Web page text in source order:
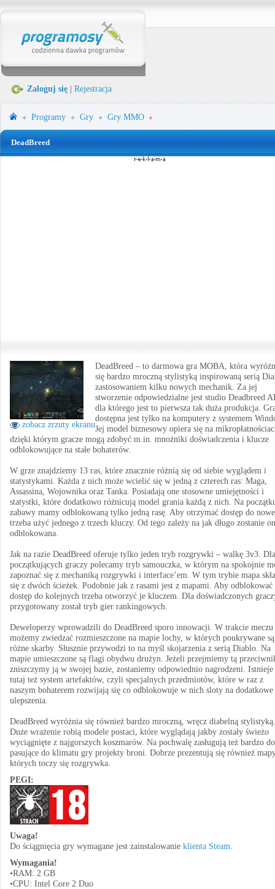
Zaloguj się Rejestracja
Programy Gry Gry MMO
DeadBreed
zobacz zrzuty ekranu
DeadBreed – to darmowa gra MOBA, która
się bardzo mroczną stylistyką inspirowaną serią
zastosowaniem kilku nowych mechanik. Za jej
stworzenie odpowiedzialne jest studio Deadbreed
dla którego jest to pierwsza tak duża produkcja.
dostępna jest tylko na komputery z systemem
Jej model biznesowy opiera się na
dzięki którym gracze mogą zdobyć m.in. mnożniki doświadczenia i klucze
odblokowujące na stałe bohaterów.
W grze znajdziemy 13 ras, które znacznie różnią się od siebie wyglądem i
statystykami. Każda z nich może wcielić się w jedną z czterech ras: Maga,
Assassina, Wojownika oraz Tanka. Posiadają one stosowne umiejętności i
statystki, które dodatkowo różnicują model grania każdą z nich. Na
zabawy mamy odblokowaną tylko jedną rasę. Aby otrzymać dostęp do
trzeba użyć jednego z trzech kluczy. Od tego zależy na jak długo zostanie
odblokowana.
Jak na razie DeadBreed oferuje tylko jeden tryb rozgrywki – walkę 3v3. Dla
początkujących graczy polecamy tryb samouczka, w którym na spokojnie
zapoznać się z mechaniką rozgrywki i interface’em. W tym trybie mapa
się z dwóch ścieżek. Podobnie jak z rasami jest z mapami. Aby odblokować
dostęp do kolejnych trzeba otworzyć je kluczem. Dla doświadczonych
przygotowany został tryb gier rankingowych.
Deweloperzy wprowadzili do DeadBreed sporo innowacji. W trakcie meczu
możemy zwiedzać rozmieszczone na mapie lochy, w których poukrywane są
różne skarby. Słusznie przywodzi to na myśl skojarzenia z serią Diablo. Na
mapie umieszczone są flagi obydwu drużyn. Jeżeli przejmiemy tą
zniszczymy ją w swojej bazie, zostaniemy odpowiednio nagrodzeni. Istnieje
tutaj też system artefaktów, czyli specjalnych przedmiotów, które w raz z
naszym bohaterem rozwijają się co odblokowuje w nich sloty na dodatkowe
ulepszenia.
DeadBreed wyróżnia się również bardzo mroczną, wręcz diabelną stylistyką.
Duże wrażenie robią modele postaci, które wyglądają jakby zostały świeżo
wyciągnięte z najgorszych koszmarów. Na pochwalę zasługują też bardzo
pasujące do klimatu gry projekty broni. Dobrze prezentują się również
których toczy się rozgrywka.
PEGI:
Uwaga!
Do ściągnięcia gry wymagane jest zainstalowanie klienta Steam.
Wymagania!
•RAM: 2 GB
•CPU: Intel Core 2 Duo